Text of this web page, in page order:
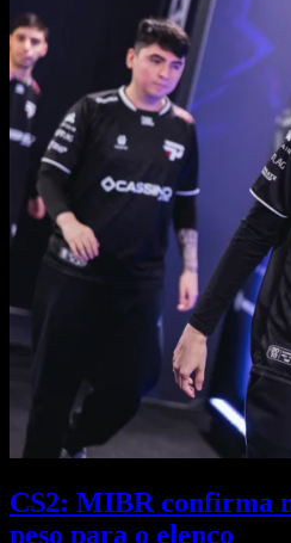
CS2: MIBR confirma
peso para o elenco